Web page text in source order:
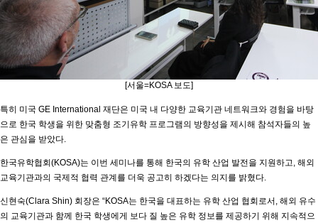
[서울=KOSA 보도]
특히 미국 GE International 재단은 미국 내 다양한 교육기관 네트워크와 경험을 바탕
으로 한국 학생을 위한 맞춤형 조기유학 프로그램의 방향성을 제시해 참석자들의 높
은 관심을 받았다.
한국유학협회(KOSA)는 이번 세미나를 통해 한국의 유학 산업 발전을 지원하고, 해외
교육기관과의 국제적 협력 관계를 더욱 공고히 하겠다는 의지를 밝혔다.
신현숙(Clara Shin) 회장은 “KOSA는 한국을 대표하는 유학 산업 협회로서, 해외 유수
의 교육기관과 함께 한국 학생에게 보다 질 높은 유학 정보를 제공하기 위해 지속적으